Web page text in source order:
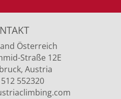
Österreich
Straße 12E
Austria
552320
.com